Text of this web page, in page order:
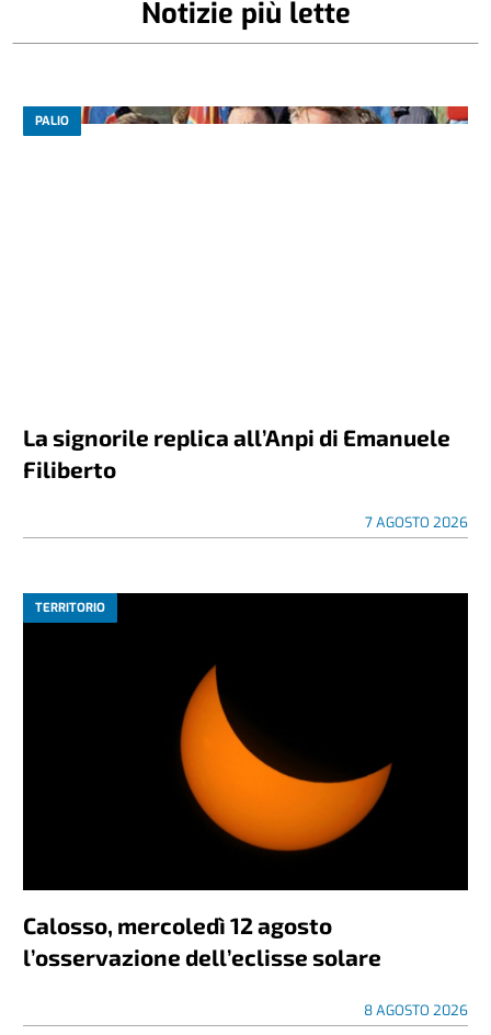
Notizie più lette
PALIO
La signorile replica all’Anpi di Emanuele
Filiberto
7 AGOSTO 2026
TERRITORIO
Calosso, mercoledì 12 agosto
l’osservazione dell’eclisse solare
8 AGOSTO 2026